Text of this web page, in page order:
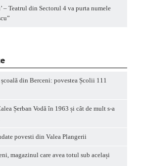
– Teatrul din Sectorul 4 va purta numele
școală din Berceni: povestea Școlii 111
Șerban Vodă în 1963 și cât de mult s-a
povesti din Valea Plangerii
magazinul care avea totul sub același